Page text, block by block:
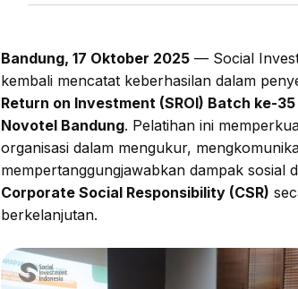
Bandung, 17 Oktober 2025 — Social
kembali mencatat keberhasilan dalam
Return on Investment (SROI) Batch ke-35
Novotel Bandung. Pelatihan ini
organisasi dalam mengukur,
mempertanggungjawabkan dampak sosial
Corporate Social Responsibility (CSR)
berkelanjutan.